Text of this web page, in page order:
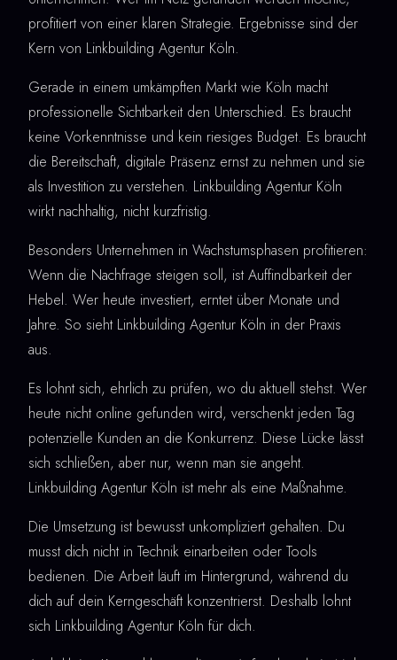
profitiert von einer klaren Strategie. Ergebnisse sind der
Kern von Linkbuilding Agentur Köln.
Gerade in einem umkämpften Markt wie Köln macht
professionelle Sichtbarkeit den Unterschied. Es braucht
keine Vorkenntnisse und kein riesiges Budget. Es braucht
die Bereitschaft, digitale Präsenz ernst zu nehmen und sie
als Investition zu verstehen. Linkbuilding Agentur Köln
wirkt nachhaltig, nicht kurzfristig.
Besonders Unternehmen in Wachstumsphasen profitieren:
Wenn die Nachfrage steigen soll, ist Auffindbarkeit der
Hebel. Wer heute investiert, erntet über Monate und
Jahre. So sieht Linkbuilding Agentur Köln in der Praxis
aus.
Es lohnt sich, ehrlich zu prüfen, wo du aktuell stehst. Wer
heute nicht online gefunden wird, verschenkt jeden Tag
potenzielle Kunden an die Konkurrenz. Diese Lücke lässt
sich schließen, aber nur, wenn man sie angeht.
Linkbuilding Agentur Köln ist mehr als eine Maßnahme.
Die Umsetzung ist bewusst unkompliziert gehalten. Du
musst dich nicht in Technik einarbeiten oder Tools
bedienen. Die Arbeit läuft im Hintergrund, während du
dich auf dein Kerngeschäft konzentrierst. Deshalb lohnt
sich Linkbuilding Agentur Köln für dich.